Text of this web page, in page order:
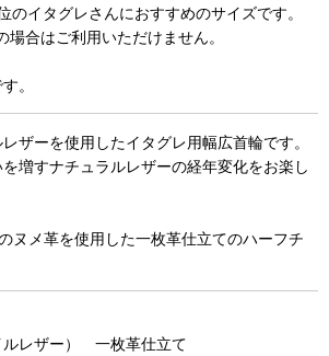
のイタグレさんにおすすめのサイズです。
場合はご利用いただけません。
。
ザーを使用したイタグレ用幅広首輪です。
増すナチュラルレザーの経年変化をお楽し
ヌメ革を使用した一枚革仕立てのハーフチ
ルレザー） 一枚革仕立て